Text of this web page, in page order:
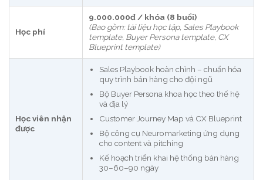
Học phí
9.000.000đ / khóa (8 buổi)
(Bao gồm: tài liệu học tập, Sales Playbook
template, Buyer Persona template, CX
Blueprint template)
Học viên nhận
được
Sales Playbook hoàn chỉnh – chuẩn hóa
quy trình bán hàng cho đội ngũ
Bộ Buyer Persona khoa học theo thế hệ
và địa lý
Customer Journey Map và CX Blueprint
Bộ công cụ Neuromarketing ứng dụng
cho content và pitching
Kế hoạch triển khai hệ thống bán hàng
30–60–90 ngày